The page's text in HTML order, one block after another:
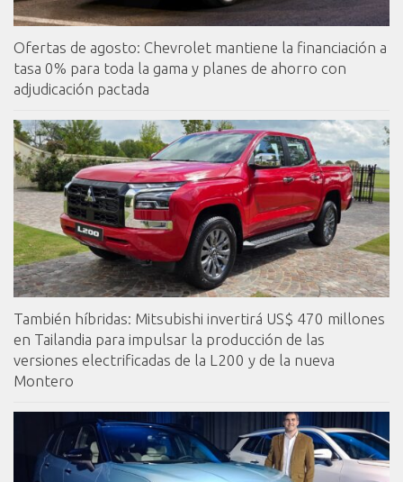
Ofertas de agosto: Chevrolet mantiene la financiación a
tasa 0% para toda la gama y planes de ahorro con
adjudicación pactada
También híbridas: Mitsubishi invertirá US$ 470 millones
en Tailandia para impulsar la producción de las
versiones electrificadas de la L200 y de la nueva
Montero